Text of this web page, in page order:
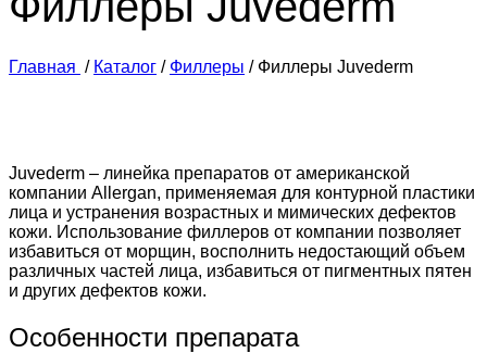
Главная / Каталог / Филлеры / Филлеры Juvederm
Juvederm – линейка препаратов от американской
компании Allergan, применяемая для контурной пластики
лица и устранения возрастных и мимических дефектов
кожи. Использование филлеров от компании позволяет
избавиться от морщин, восполнить недостающий объем
различных частей лица, избавиться от пигментных пятен
и других дефектов кожи.
Особенности препарата